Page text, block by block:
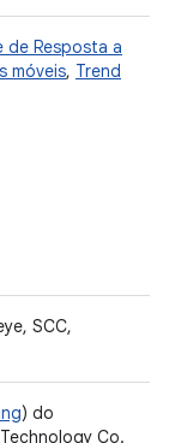
de Resposta a
móveis, Trend
SCC,
) do
Co.